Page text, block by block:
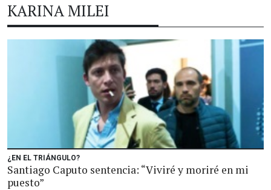
KARINA MILEI
¿EN EL TRIÁNGULO?
Santiago Caputo sentencia: “Viviré y moriré en mi
puesto”